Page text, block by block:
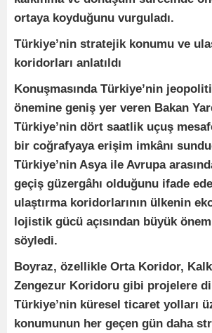
ortaya koyduğunu vurguladı.
Türkiye’nin stratejik konumu ve
koridorları anlatıldı
Konuşmasında Türkiye’nin
önemine geniş yer veren Bakan
Türkiye’nin dört saatlik uçuş
bir coğrafyaya erişim imkânı
Türkiye’nin Asya ile Avrupa
geçiş güzergâhı olduğunu ifade
ulaştırma koridorlarının ülkenin
lojistik gücü açısından büyük önem
söyledi.
Boyraz, özellikle Orta Koridor,
Zengezur Koridoru gibi projelere
Türkiye’nin küresel ticaret yolları
konumunun her geçen gün daha